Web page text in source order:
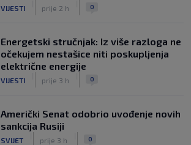
VIJESTI prije 2 h 0
Energetski stručnjak: Iz više razloga ne
očekujem nestašice niti poskupljenja
električne energije
VIJESTI prije 3 h 0
Američki Senat odobrio uvođenje novih
sankcija Rusiji
SVIJET prije 3 h 0